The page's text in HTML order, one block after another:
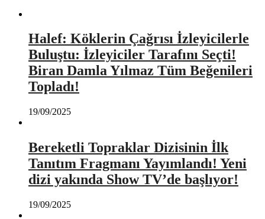
Halef: Köklerin Çağrısı İzleyicilerle
Buluştu: İzleyiciler Tarafını Seçti!
Biran Damla Yılmaz Tüm Beğenileri
Topladı!
19/09/2025
Bereketli Topraklar Dizisinin İlk
Tanıtım Fragmanı Yayımlandı! Yeni
dizi yakında Show TV’de başlıyor!
19/09/2025